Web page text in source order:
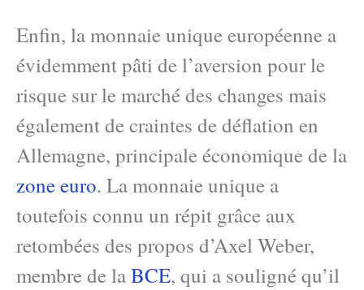
Enfin, la monnaie unique européenne a
évidemment pâti de l’aversion pour le
risque sur le marché des changes mais
également de craintes de déflation en
Allemagne, principale économique de la
zone euro. La monnaie unique a
toutefois connu un répit grâce aux
retombées des propos d’Axel Weber,
membre de laBCE, qui a souligné qu’il